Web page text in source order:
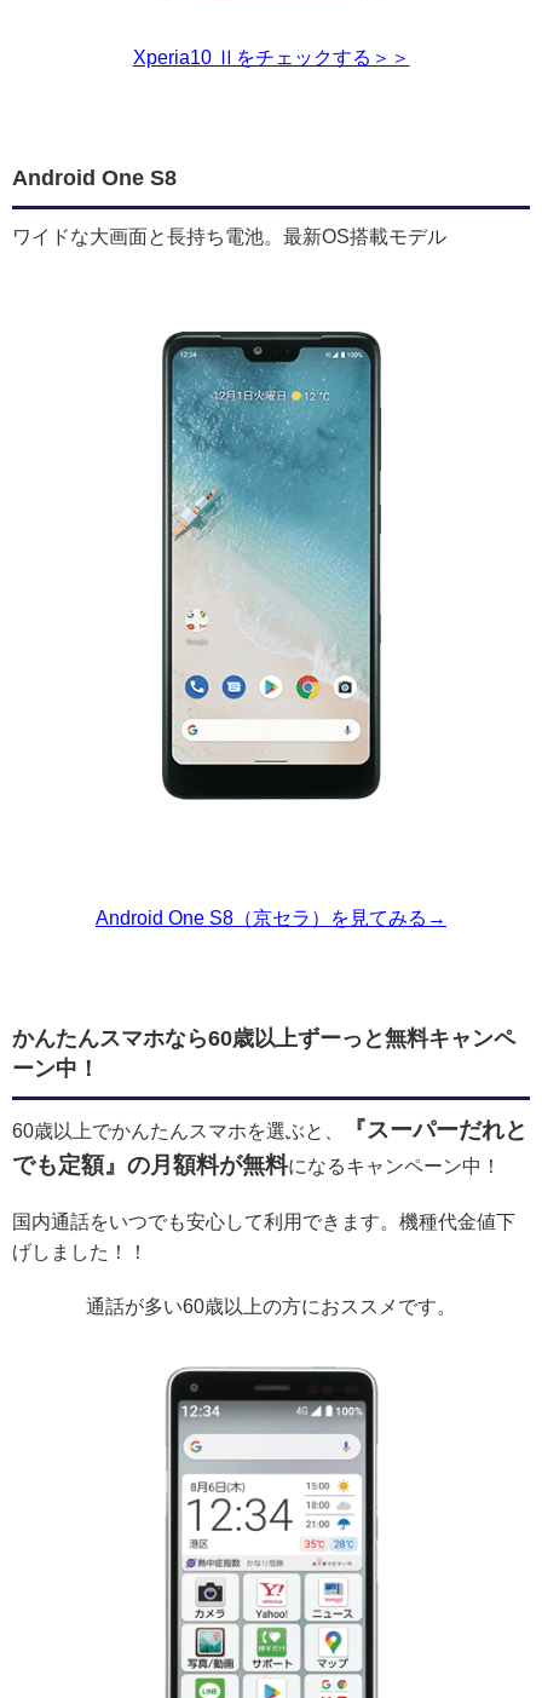
Xperia10 Ⅱをチェックする＞＞
Android One S8
ワイドな大画面と長持ち電池。最新OS搭載モデル
Android One S8（京セラ）を見てみる→
かんたんスマホなら60歳以上ずーっと無料キャンペ
ーン中！
60歳以上でかんたんスマホを選ぶと、
『スーパーだれと
でも定額』の月額料が無料になるキャンペーン中！
国内通話をいつでも安心して利用できます。機種代金値下
げしました！！
通話が多い60歳以上の方におススメです。